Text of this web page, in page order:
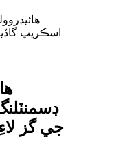
جي گز